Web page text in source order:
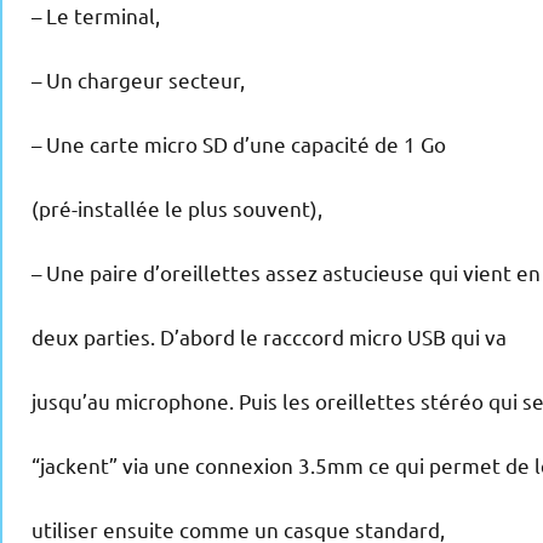
– Le terminal,
– Un chargeur secteur,
– Une carte micro SD d’une capacité de 1 Go
(pré-installée le plus souvent),
– Une paire d’oreillettes assez astucieuse qui vient en
deux parties. D’abord le racccord micro USB qui va
jusqu’au microphone. Puis les oreillettes stéréo qui se
“jackent” via une connexion 3.5mm ce qui permet de
utiliser ensuite comme un casque standard,